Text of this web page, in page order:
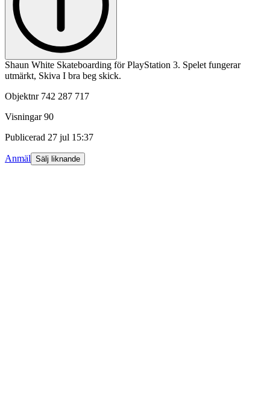
Shaun White Skateboarding för PlayStation 3. Spelet fungerar
utmärkt, Skiva I bra beg skick.
Objektnr 742 287 717
Visningar 90
Publicerad 27 jul 15:37
Anmäl Sälj liknande